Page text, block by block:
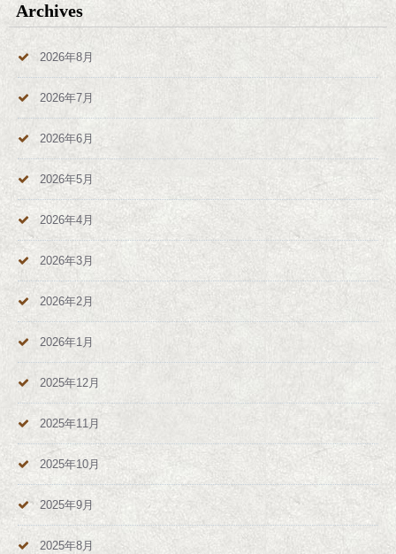
Archives
2026年8月
2026年7月
2026年6月
2026年5月
2026年4月
2026年3月
2026年2月
2026年1月
2025年12月
2025年11月
2025年10月
2025年9月
2025年8月